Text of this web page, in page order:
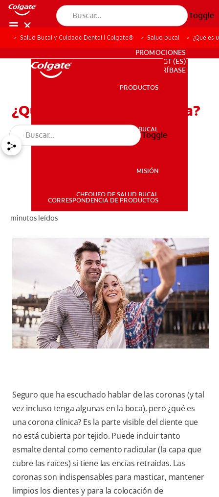
Toggle
SALUD BUCAL
CORRESPONDENCIA DE PRODUCTOS
PARA PROFESIONALES
PROMOCIONES
GT (ES)
PARA PROFESIONALES
PROMOCIONES
GT (ES)
SUSCRÍBASE
PRODUCTOS
SALUD BUCAL
MISIÓN
CHEQUEO DE SALUD BUCAL
CORRESPONDENCIA DE PRODUCTOS
Toggle
Salud Bucal y Cuidado Dental | Colgate® Salud bucal ¿Qué es
¿Qué es una corona clínica?
minutos leídos
Seguro que ha escuchado hablar de las coronas (y tal
vez incluso tenga algunas en la boca), pero ¿qué es
una corona clínica? Es la parte visible del diente que
no está cubierta por tejido. Puede incluir tanto
esmalte dental como cemento radicular (la capa que
cubre las raíces) si tiene las encías retraídas. Las
coronas son indispensables para masticar, mantener
limpios los dientes y para la colocación de